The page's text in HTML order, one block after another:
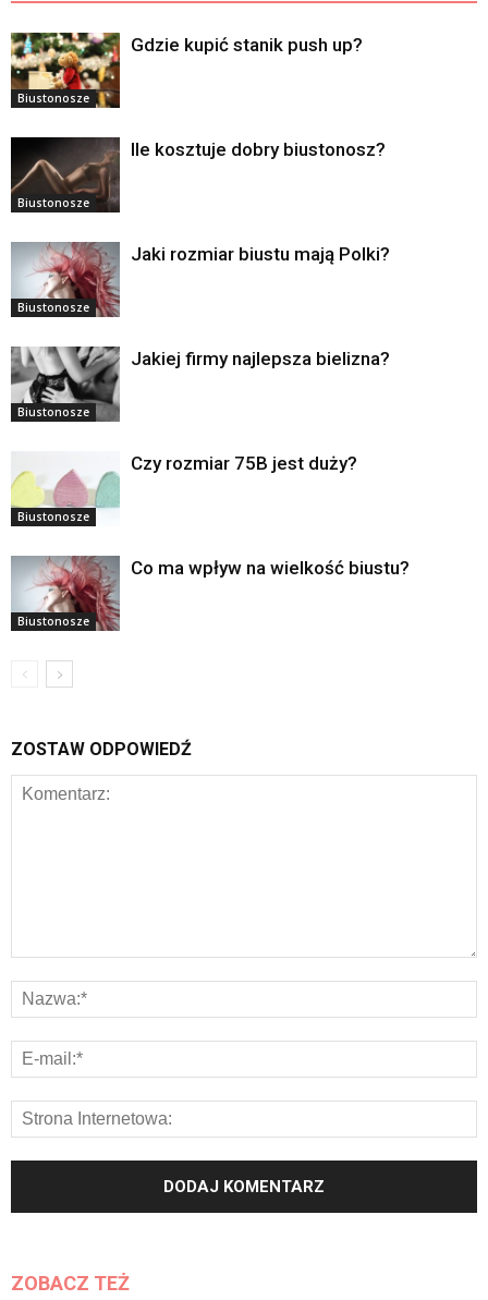
Biustonosze
Gdzie kupić stanik push up?
Biustonosze
Ile kosztuje dobry biustonosz?
Biustonosze
Jaki rozmiar biustu mają Polki?
Biustonosze
Jakiej firmy najlepsza bielizna?
Biustonosze
Czy rozmiar 75B jest duży?
Biustonosze
Co ma wpływ na wielkość biustu?
ZOSTAW ODPOWIEDŹ
ZOBACZ TEŻ